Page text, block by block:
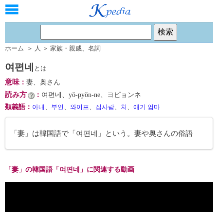
ホーム ＞ 人 ＞ 家族・親戚、 名詞
여편네 とは
意味： 妻、奥さん
読み方 ： 여편네、yŏ-pyŏn-ne、ヨピョンネ
類義語 ： 아내 、 부인 、 와이프、 집사람、 처 、 애기 엄마
「妻」は韓国語で「여편네」という。妻や奥さんの俗語
「妻」の韓国語「여편네」に関連する動画